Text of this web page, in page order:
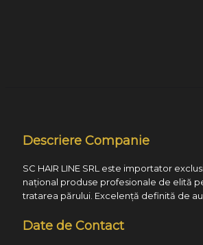
Descriere Companie
SC HAIR LINE SRL este importator
național produse profesionale de elită
tratarea părului. Excelență definită de
Date de Contact